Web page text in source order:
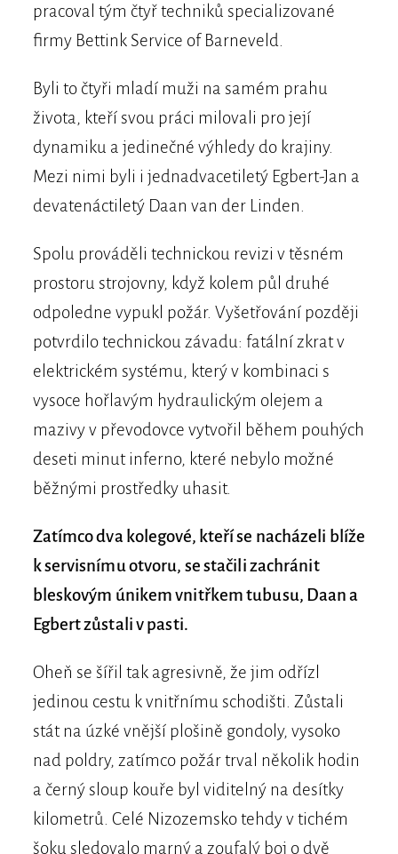
pracoval tým čtyř techniků specializované
firmy Bettink Service of Barneveld.
Byli to čtyři mladí muži na samém prahu
života, kteří svou práci milovali pro její
dynamiku a jedinečné výhledy do krajiny.
Mezi nimi byli i jednadvacetiletý Egbert-Jan a
devatenáctiletý Daan van der Linden.
Spolu prováděli technickou revizi v těsném
prostoru strojovny, když kolem půl druhé
odpoledne vypukl požár. Vyšetřování později
potvrdilo technickou závadu: fatální zkrat v
elektrickém systému, který v kombinaci s
vysoce hořlavým hydraulickým olejem a
mazivy v převodovce vytvořil během pouhých
deseti minut inferno, které nebylo možné
běžnými prostředky uhasit.
Zatímco dva kolegové, kteří se nacházeli blíže
k servisnímu otvoru, se stačili zachránit
bleskovým únikem vnitřkem tubusu, Daan a
Egbert zůstali v pasti.
Oheň se šířil tak agresivně, že jim odřízl
jedinou cestu k vnitřnímu schodišti. Zůstali
stát na úzké vnější plošině gondoly, vysoko
nad poldry, zatímco požár trval několik hodin
a černý sloup kouře byl viditelný na desítky
kilometrů. Celé Nizozemsko tehdy v tichém
šoku sledovalo marný a zoufalý boj o dvě